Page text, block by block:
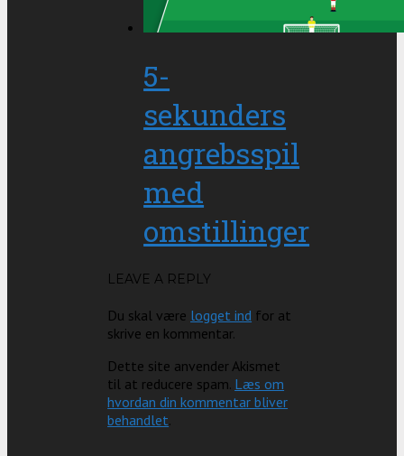
5-
sekunders
angrebsspil
med
omstillinger
LEAVE A REPLY
Du skal være logget ind for at
skrive en kommentar.
Dette site anvender Akismet
til at reducere spam. Læs om
hvordan din kommentar bliver
behandlet.